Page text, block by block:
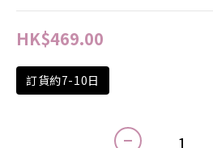
HK$469.00
訂貨約7-10日